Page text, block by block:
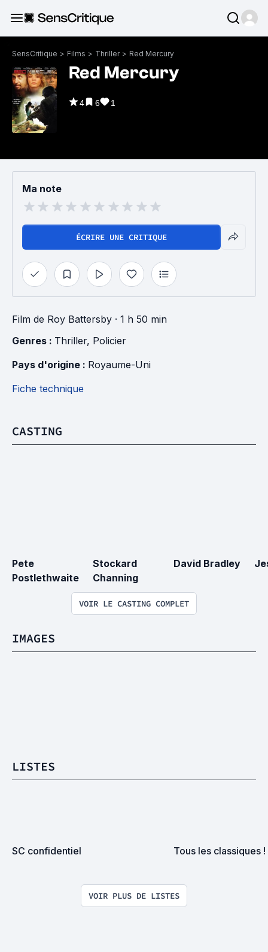
SensCritique > Films > Thriller > Red Mercury
Red Mercury
4 6 1
Ma note
ÉCRIRE UNE CRITIQUE
Film de Roy Battersby · 1 h 50 min
Genres : Thriller, Policier
Pays d'origine : Royaume-Uni
Fiche technique
CASTING
Pete
Postlethwaite
Stockard
Channing
David Bradley
VOIR LE CASTING COMPLET
IMAGES
LISTES
SC confidentiel Tous les classiques !
VOIR PLUS DE LISTES